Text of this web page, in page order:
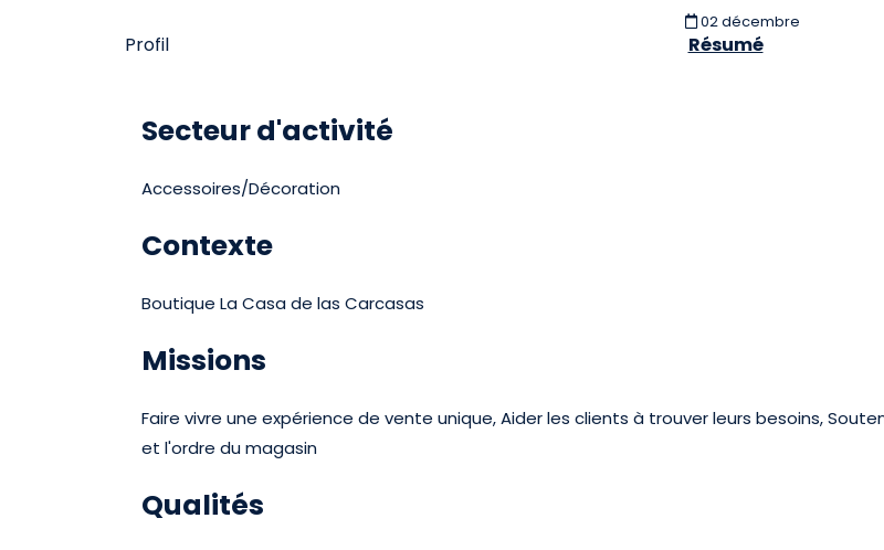
02 décembre
Profil Résumé
Secteur d'activité
Accessoires/Décoration
Contexte
Boutique La Casa de las Carcasas
Missions
Faire vivre une expérience de vente unique, Aider les clients à trouver leurs besoins,
et l'ordre du magasin
Qualités